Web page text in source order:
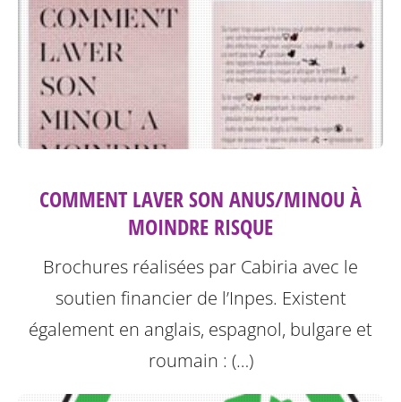
COMMENT LAVER SON ANUS/MINOU À
MOINDRE RISQUE
Brochures réalisées par Cabiria avec le
soutien financier de l’Inpes. Existent
également en anglais, espagnol, bulgare et
roumain : (…)